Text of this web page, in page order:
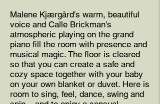
Malene Kjærgård's warm, beautiful
voice and Calle Brickman's
atmospheric playing on the grand
piano fill the room with presence and
musical magic. The floor is cleared
so that you can create a safe and
cozy space together with your baby
on your own blanket or duvet. Here is
room to sing, feel, dance, swing and